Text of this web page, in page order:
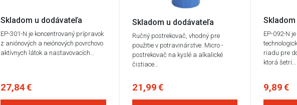
Skladom u dodávateľa
EP-301-N je koncentrovaný prípravok
z aniónových a neiónových povrchovo
aktívnych látok a nastavovacích…
27,84 €
Skladom u dodávateľa
Ručný postrekovač, vhodný pre
použitie v potravinárstve. Micro -
postrekovač na kyslé a alkalické
čistiace…
21,99 €
EP-092-N
riadu pre
ktorá šetrí…
9,89 €